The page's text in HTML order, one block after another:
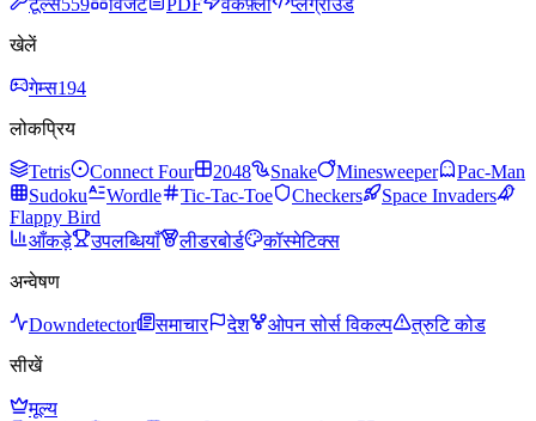
टूल्स559 विजेट PDF वर्कफ़्लो
प्लेग्राउंड
खेलें
गेम्स194
लोकप्रिय
Tetris Connect Four 2048 Snake Minesweeper
Pac-Man
Sudoku
Wordle Tic-Tac-Toe Checkers
Space Invaders
Flappy Bird
आँकड़े
उपलब्धियाँ लीडरबोर्ड
कॉस्मेटिक्स
अन्वेषण
Downdetector समाचार देश ओपन सोर्स विकल्प
त्रुटि कोड
सीखें
मूल्य